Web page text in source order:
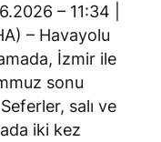
– 11:34 |
– Havayolu
İzmir ile
sonu
salı ve
iki kez